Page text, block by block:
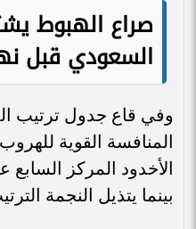
صراع الهبوط
السعودي قبل
وفي قاع جدول ترتيب
المنافسة القوية
بينما يتذيل النجمة الترتيب